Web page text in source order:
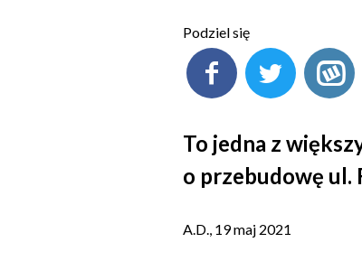
Podziel się
To jedna z
o przebudowę ul.
A.D., 19 maj 2021